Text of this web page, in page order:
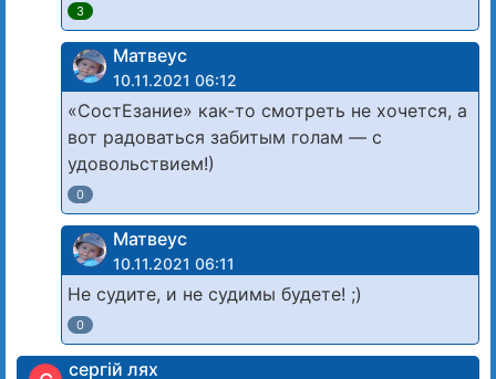
3
Матвеус
10.11.2021 06:12
«СостЕзание» как-то смотреть не хочется, а
вот радоваться забитым голам — с
удовольствием!)
0
Матвеус
10.11.2021 06:11
Не судите, и не судимы будете! ;)
0
сергій лях